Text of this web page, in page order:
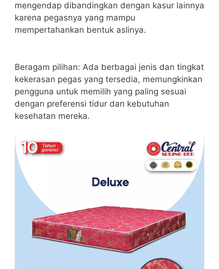
mengendap dibandingkan dengan kasur lainnya
karena pegasnya yang mampu
mempertahankan bentuk aslinya.
Beragam pilihan: Ada berbagai jenis dan tingkat
kekerasan pegas yang tersedia, memungkinkan
pengguna untuk memilih yang paling sesuai
dengan preferensi tidur dan kebutuhan
kesehatan mereka.